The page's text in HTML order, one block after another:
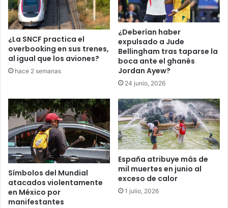
¿La SNCF practica el
overbooking en sus trenes,
al igual que los aviones?
hace 2 semanas
¿Deberían haber
expulsado a Jude
Bellingham tras taparse la
boca ante el ghanés
Jordan Ayew?
24 junio, 2026
Símbolos del Mundial
atacados violentamente
en México por
manifestantes
España atribuye más de
mil muertes en junio al
exceso de calor
1 julio, 2026